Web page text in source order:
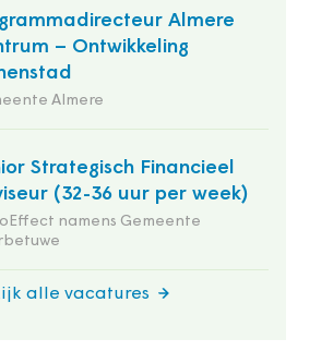
Almere
– Ontwikkeling
Almere
Strategisch Financieel
(32-36 uur per week)
namens Gemeente
alle vacatures